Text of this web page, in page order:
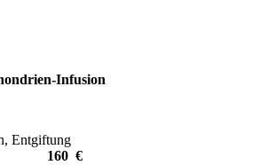
Infusion
Entgiftung
160 €